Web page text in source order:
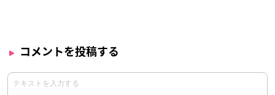
コメントを投稿する